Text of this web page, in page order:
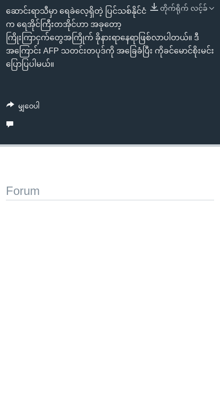
ရှာဖွေ
ရန်
နေရာ
သို့
ကျော်
ဘာသာစကားများ
Auto 240p 360p 480p
240p
480p
တိုက်ရိုက် လင့်ခ်
ဆောင်းရာသီမှာ ရေခဲလေ့ရှိတဲ့ ပြင်သစ်နိုင်ငံ
က ရေအိုင်ကြီးတအိုင်ဟာ အခုတော့
ကြိုးကြာငှက်တွေအကြိုက် ခိုနားရာနေရာဖြစ်လာပါတယ်။ ဒီ
အကြောင်း AFP သတင်းတပုဒ်ကို အခြေခံပြီး ကိုခင်မောင်စိုးမင်း
ပြောပြပါမယ်။
မျှဝေပါ
Forum